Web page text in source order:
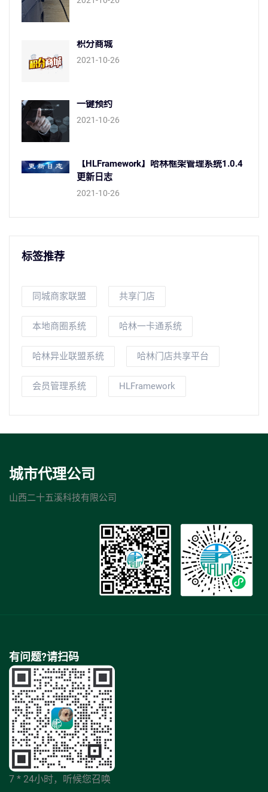
积分商城
2021-10-26
一键预约
2021-10-26
【HLFramework】哈林框架管理系统1.0.4
更新日志
2021-10-26
标签推荐
同城商家联盟 共享门店
本地商圈系统 哈林一卡通系统
哈林异业联盟系统 哈林门店共享平台
会员管理系统 HLFramework
城市代理公司
山西二十五溪科技有限公司
有问题?请扫码
7 * 24小时，听候您召唤